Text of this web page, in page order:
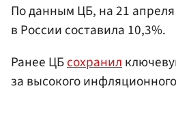
По данным ЦБ, на 21
в России составила 10,3%.
Ранее ЦБсохранил
за высокого